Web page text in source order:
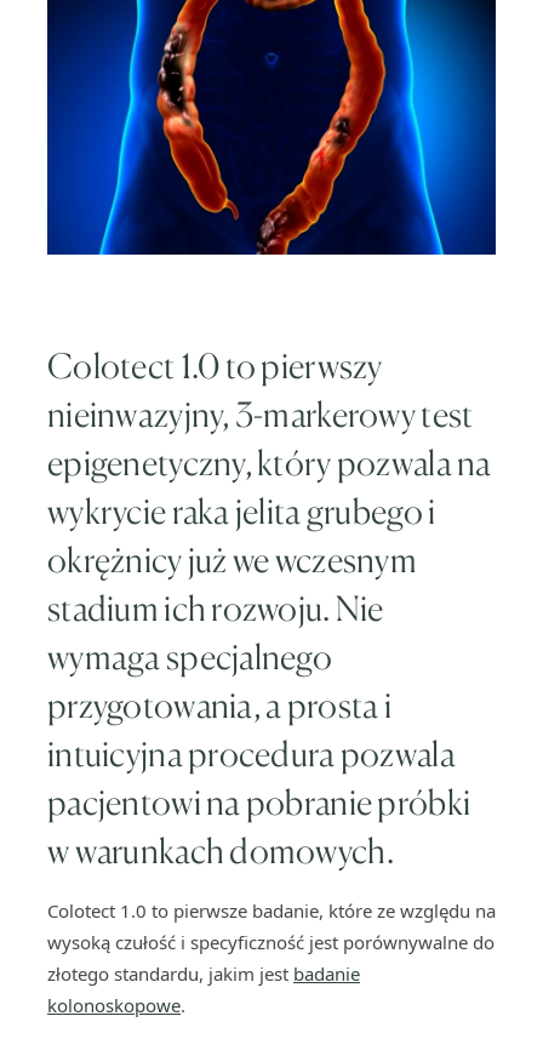
Colotect 1.0 to pierwszy
nieinwazyjny, 3-markerowy test
epigenetyczny, który pozwala na
wykrycie raka jelita grubego i
okrężnicy już we wczesnym
stadium ich rozwoju. Nie
wymaga specjalnego
przygotowania, a prosta i
intuicyjna procedura pozwala
pacjentowi na pobranie próbki
w warunkach domowych.
Colotect 1.0 to pierwsze badanie, które ze względu na
wysoką czułość i specyficzność jest porównywalne do
złotego standardu, jakim jest badanie
kolonoskopowe.